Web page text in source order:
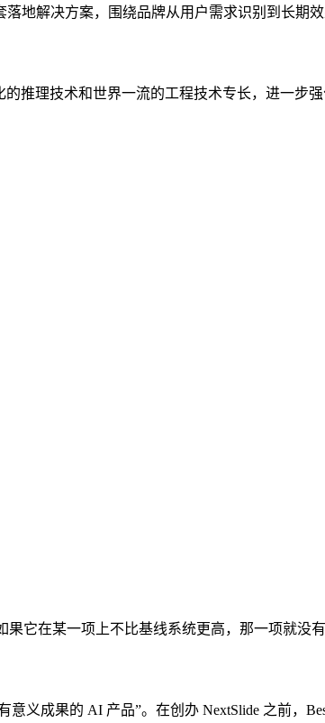
解决方案，围绕品牌从用户需求识别到长期
推理技术和世界一流的工程技术专长，进一步
它在某一项上不比基线系统更高，那一项就没
义成果的 AI 产品”。在创办 NextSlide 之前，